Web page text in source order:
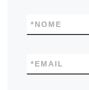
NOME
*
EMAIL
*